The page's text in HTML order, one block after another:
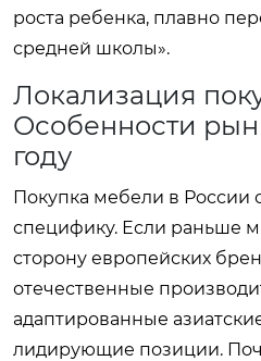
роста ребенка, плавно
средней школы».
Локализация
Особенности
году
Покупка мебели в России
специфику. Если раньше
сторону европейских
отечественные
адаптированные
лидирующие позиции.